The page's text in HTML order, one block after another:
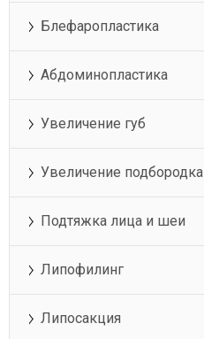
Блефаропластика
Абдоминопластика
Увеличение губ
Увеличение подбородка
Подтяжка лица и шеи
Липофилинг
Липосакция